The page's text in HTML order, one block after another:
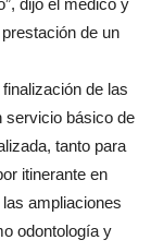
dijo el médico y
de un
de las
servicio básico de
tanto para
itinerante en
ampliaciones
odontología y